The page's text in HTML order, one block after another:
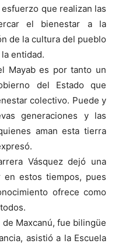
que realizan las
el bienestar a la
de la cultura del pueblo
entidad.
Mayab es por tanto un
del Estado que
colectivo. Puede y
generaciones y las
aman esta tierra
Vásquez dejó una
estos tiempos, pues
ofrece como
Maxcanú, fue bilingüe
asistió a la Escuela